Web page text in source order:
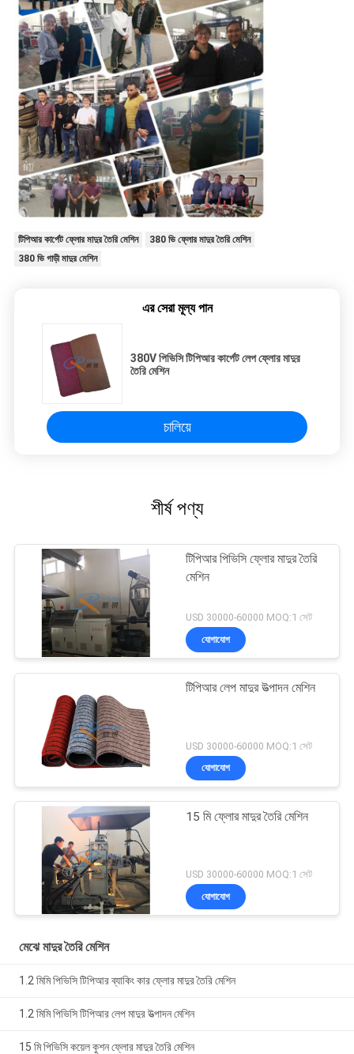
টিপিআর কার্পেট ফ্লোর মাদুর তৈরি মেশিন
380 ভি ফ্লোর মাদুর তৈরি মেশিন
380 ভি গাড়ী মাদুর মেশিন
এর সেরা মূল্য পান
380V পিভিসি টিপিআর কার্পেট লেপ ফ্লোর মাদুর
তৈরি মেশিন
চালিয়ে
শীর্ষ পণ্য
টিপিআর পিভিসি ফ্লোর মাদুর তৈরি
মেশিন
USD 30000-60000 MOQ:1 সেট
যোগাযোগ
টিপিআর লেপ মাদুর উত্পাদন মেশিন
USD 30000-60000 MOQ:1 সেট
যোগাযোগ
15 মি ফ্লোর মাদুর তৈরি মেশিন
USD 30000-60000 MOQ:1 সেট
যোগাযোগ
মেঝে মাদুর তৈরি মেশিন
1.2 মিমি পিভিসি টিপিআর ব্যাকিং কার ফ্লোর মাদুর তৈরি মেশিন
1.2 মিমি পিভিসি টিপিআর লেপ মাদুর উত্পাদন মেশিন
15 মি পিভিসি কয়েল কুশন ফ্লোর মাদুর তৈরি মেশিন